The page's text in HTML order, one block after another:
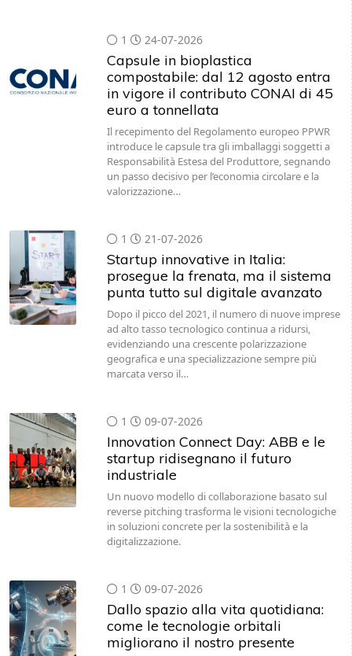
1 24-07-2026
Capsule in bioplastica
compostabile: dal 12 agosto entra
in vigore il contributo CONAI di 45
euro a tonnellata
Il recepimento del Regolamento europeo PPWR
introduce le capsule tra gli imballaggi soggetti a
Responsabilità Estesa del Produttore, segnando
un passo decisivo per l’economia circolare e la
valorizzazione…
1 21-07-2026
Startup innovative in Italia:
prosegue la frenata, ma il sistema
punta tutto sul digitale avanzato
Dopo il picco del 2021, il numero di nuove imprese
ad alto tasso tecnologico continua a ridursi,
evidenziando una crescente polarizzazione
geografica e una specializzazione sempre più
marcata verso il…
1 09-07-2026
Innovation Connect Day: ABB e le
startup ridisegnano il futuro
industriale
Un nuovo modello di collaborazione basato sul
reverse pitching trasforma le visioni tecnologiche
in soluzioni concrete per la sostenibilità e la
digitalizzazione.
1 09-07-2026
Dallo spazio alla vita quotidiana:
come le tecnologie orbitali
migliorano il nostro presente